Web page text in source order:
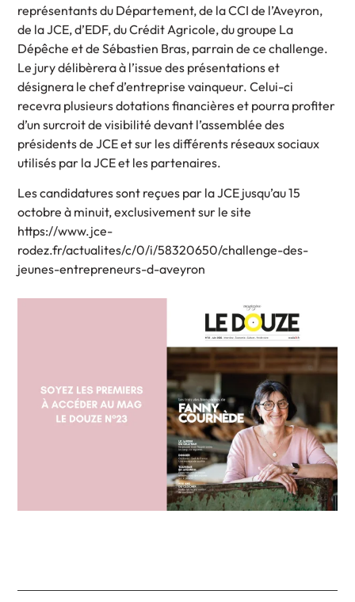
représentants du Département, de la CCI de l’Aveyron,
de la JCE, d’EDF, du Crédit Agricole, du groupe La
Dépêche et de Sébastien Bras, parrain de ce challenge.
Le jury délibèrera à l’issue des présentations et
désignera le chef d’entreprise vainqueur. Celui-ci
recevra plusieurs dotations financières et pourra profiter
d’un surcroit de visibilité devant l’assemblée des
présidents de JCE et sur les différents réseaux sociaux
utilisés par la JCE et les partenaires.
Les candidatures sont reçues par la JCE jusqu’au 15
octobre à minuit, exclusivement sur le site
https://www.jce-
rodez.fr/actualites/c/0/i/58320650/challenge-des-
jeunes-entrepreneurs-d-aveyron